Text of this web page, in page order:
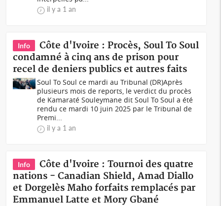
il y a 1 an
Info
Côte d'Ivoire : Procès, Soul To Soul
condamné à cinq ans de prison pour
recel de deniers publics et autres faits
Soul To Soul ce mardi au Tribunal (DR)Après
plusieurs mois de reports, le verdict du procès
de Kamaraté Souleymane dit Soul To Soul a été
rendu ce mardi 10 juin 2025 par le Tribunal de
Premi...
il y a 1 an
Info
Côte d'Ivoire : Tournoi des quatre
nations - Canadian Shield, Amad Diallo
et Dorgelès Maho forfaits remplacés par
Emmanuel Latte et Mory Gbané